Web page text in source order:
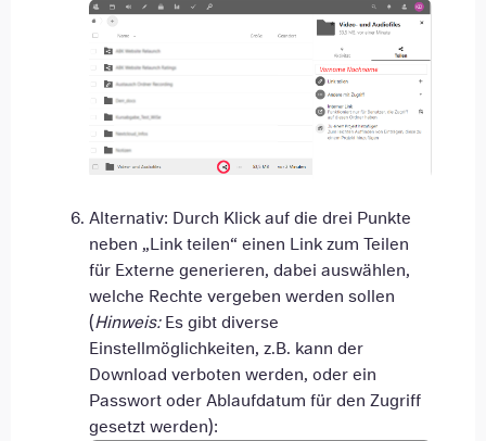
Alternativ: Durch Klick auf die drei Punkte
neben „Link teilen“ einen Link zum Teilen
für Externe generieren, dabei auswählen,
welche Rechte vergeben werden sollen
(Hinweis:Es gibt diverse
Einstellmöglichkeiten, z.B. kann der
Download verboten werden, oder ein
Passwort oder Ablaufdatum für den Zugriff
gesetzt werden):